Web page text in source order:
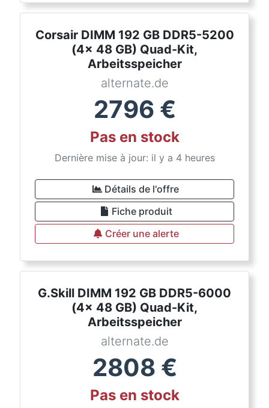
Corsair DIMM 192 GB DDR5-5200
(4x 48 GB) Quad-Kit,
Arbeitsspeicher
alternate.de
2796 €
Pas en stock
Dernière mise à jour: il y a 4 heures
Détails de l'offre
Fiche produit
Créer une alerte
G.Skill DIMM 192 GB DDR5-6000
(4x 48 GB) Quad-Kit,
Arbeitsspeicher
alternate.de
2808 €
Pas en stock